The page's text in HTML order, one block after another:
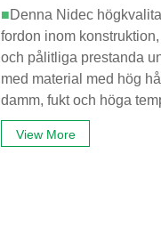
■Denna Nidec
fordon inom
och pålitliga prestanda
med material med hög
damm, fukt och höga
View More